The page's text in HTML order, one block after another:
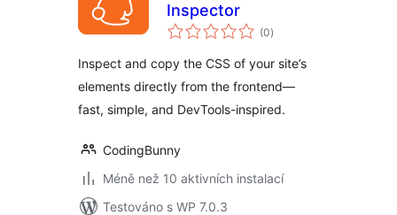
Inspector
(0celkové
hodnocení
)
Inspect and copy the CSS of your site’s
elements directly from the frontend—
fast, simple, and DevTools-inspired.
CodingBunny
Méně než 10 aktivních instalací
Testováno s WP 7.0.3